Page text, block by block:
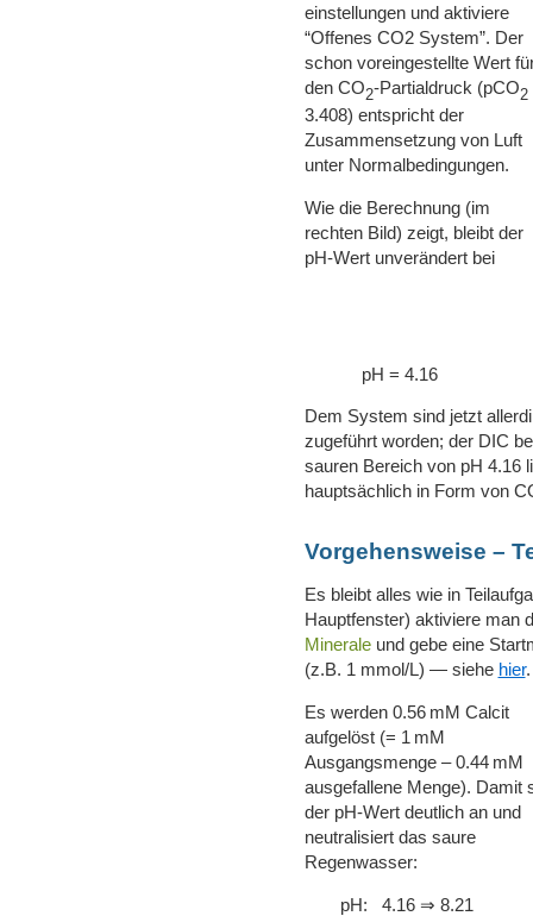
einstellungen und aktiviere
“Offenes CO2 System”. Der
schon voreingestellte Wert
den CO2-Partialdruck (pCO2
3.408) entspricht der
Zusammensetzung von Luft
unter Normalbedingungen.
Wie die Berechnung (im
rechten Bild) zeigt, bleibt der
pH-Wert unverändert bei
pH = 4.16
Dem System sind jetzt
zugeführt worden; der DIC
sauren Bereich von pH 4.16
hauptsächlich in Form von
Vorgehensweise –
Es bleibt alles wie in
Hauptfenster) aktiviere man
Mineraleund gebe eine
(z.B. 1 mmol/L) — siehe hier.
Es werden 0.56 mM Calcit
aufgelöst (= 1 mM
Ausgangsmenge – 0.44 mM
ausgefallene Menge). Damit
der pH-Wert deutlich an und
neutralisiert das saure
Regenwasser:
pH: 4.16 ⇒ 8.21